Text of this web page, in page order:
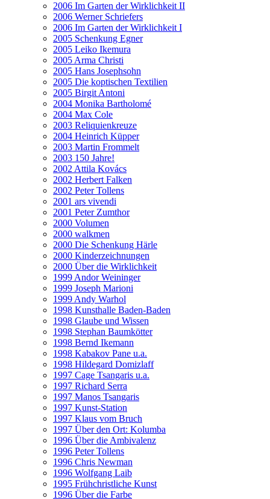
2006 Im Garten der Wirklichkeit II
2006 Werner Schriefers
2006 Im Garten der Wirklichkeit I
2005 Schenkung Egner
2005 Leiko Ikemura
2005 Arma Christi
2005 Hans Josephsohn
2005 Die koptischen Textilien
2005 Birgit Antoni
2004 Monika Bartholomé
2004 Max Cole
2003 Reliquienkreuze
2004 Heinrich Küpper
2003 Martin Frommelt
2003 150 Jahre!
2002 Attila Kovács
2002 Herbert Falken
2002 Peter Tollens
2001 ars vivendi
2001 Peter Zumthor
2000 Volumen
2000 walkmen
2000 Die Schenkung Härle
2000 Kinderzeichnungen
2000 Über die Wirklichkeit
1999 Andor Weininger
1999 Joseph Marioni
1999 Andy Warhol
1998 Kunsthalle Baden-Baden
1998 Glaube und Wissen
1998 Stephan Baumkötter
1998 Bernd Ikemann
1998 Kabakov Pane u.a.
1998 Hildegard Domizlaff
1997 Cage Tsangaris u.a.
1997 Richard Serra
1997 Manos Tsangaris
1997 Kunst-Station
1997 Klaus vom Bruch
1997 Über den Ort: Kolumba
1996 Über die Ambivalenz
1996 Peter Tollens
1996 Chris Newman
1996 Wolfgang Laib
1995 Frühchristliche Kunst
1996 Über die Farbe